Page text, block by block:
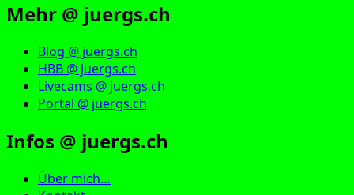
Mehr @ juergs.ch
Blog @ juergs.ch
HBB @ juergs.ch
Livecams @ juergs.ch
Portal @ juergs.ch
Infos @ juergs.ch
Über mich…